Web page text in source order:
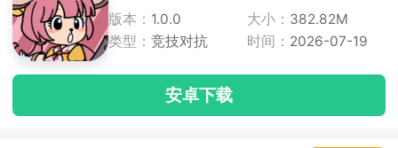
版本： 1.0.0 大小： 382.82M
类型： 竞技对抗 时间： 2026-07-19
安卓下载